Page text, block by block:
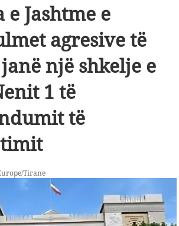
Jashtme e
agresive të
janë një shkelje e
1 të
të
Tirane